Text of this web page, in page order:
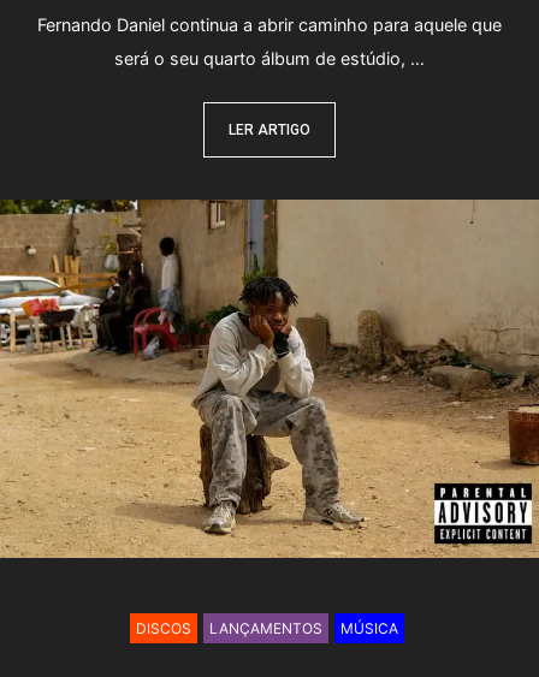
Fernando Daniel continua a abrir caminho para aquele que
será o seu quarto álbum de estúdio, …
LER ARTIGO
DISCOS LANÇAMENTOS MÚSICA